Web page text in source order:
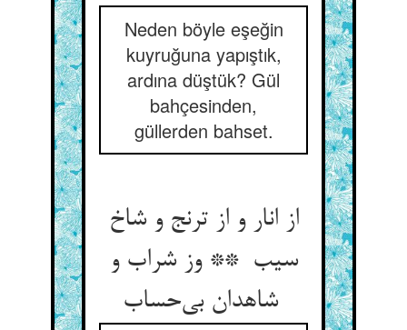
Neden böyle eşeğin
kuyruğuna yapıştık,
ardına düştük? Gül
bahçesinden,
güllerden bahset.
از انار و از ترنج و شاخ
سیب ** وز شراب و
شاهدان بی‌حساب